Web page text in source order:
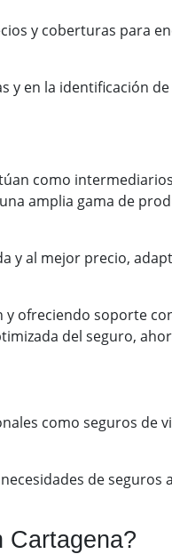
y coberturas para
y en la identificación
como
amplia gama de
y al mejor precio,
ofreciendo soporte
del seguro,
como seguros de
de seguros
Cartagena?